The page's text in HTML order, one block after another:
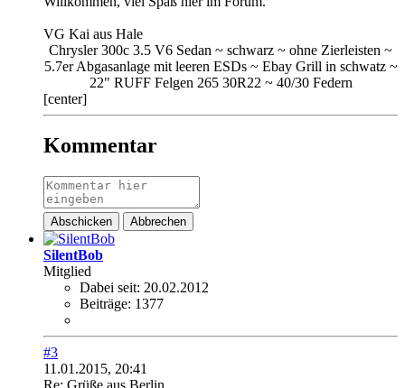
VG Kai aus Hale
Chrysler 300c 3.5 V6 Sedan ~ schwarz ~ ohne Zierleisten ~
5.7er Abgasanlage mit leeren ESDs ~ Ebay Grill in schwatz ~
22" RUFF Felgen 265 30R22 ~ 40/30 Federn
[center]
Kommentar
Abschicken Abbrechen
SilentBob
Mitglied
Dabei seit: 20.02.2012
Beiträge: 1377
#3
11.01.2015, 20:41